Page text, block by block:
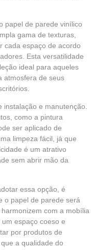
papel de parede vinílico
gama de texturas,
cada espaço de acordo
Esta versatilidade
ideal para aqueles
atmosfera de seus
instalação e manutenção.
como a pintura
ser aplicado de
limpeza fácil, já que
é um atrativo
sem abrir mão da
essa opção, é
o papel de parede será
com a mobília
espaço coeso e
por produtos de
a qualidade do